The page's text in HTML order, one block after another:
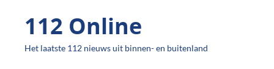
112 Online
Het laatste 112 nieuws uit binnen- en buitenland